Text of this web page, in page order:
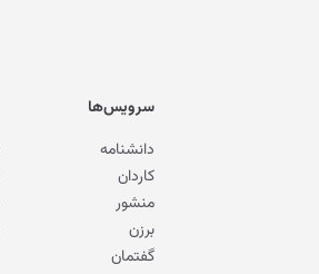
سرویس‌ها
دانشنامه
کاردان
منشور
برزن
گفتمان